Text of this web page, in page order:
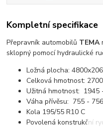
Kompletní specifikace
Přepravník automobilů TEMA
sklopný pomocí hydraulické
Ložná plocha:
Celková hmotnost:
Užitná hmotnost: 1945
Váha přívěsu: 755 -
Kola 195/55 R10 C
Povolená konstrukční